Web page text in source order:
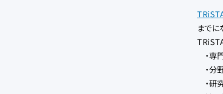
まで
・専
・分
・研